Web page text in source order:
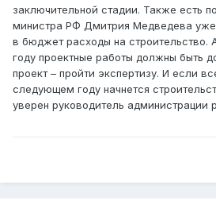
заключительной стадии. Также есть
министра РФ Дмитрия Медведева уже
в бюджет расходы на строительство.
году проектные работы должны быть
проект – пройти экспертизу. И если
следующем году начнется
уверен руководитель администрации